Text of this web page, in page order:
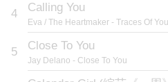
4 Calling You
Eva / The Heartmaker - Traces Of You
5 Close To You
Jay Delano - Close To You